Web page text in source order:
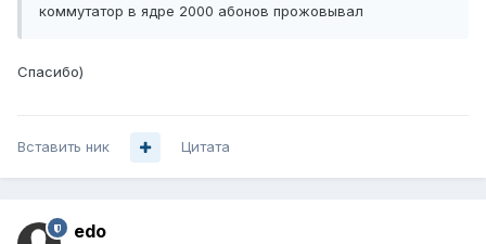
коммутатор в ядре 2000 абонов прожовывал
Спасибо)
Вставить ник Цитата
edo